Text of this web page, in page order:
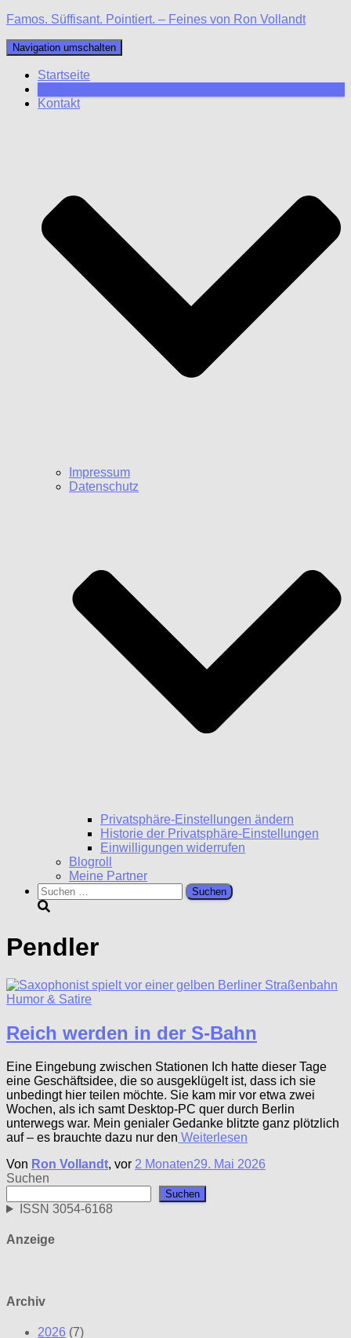
Famos. Süffisant. Pointiert. – Feines von Ron Vollandt
Navigation umschalten
Startseite
Kontakt
Impressum
Datenschutz
Privatsphäre-Einstellungen ändern
Historie der Privatsphäre-Einstellungen
Einwilligungen widerrufen
Blogroll
Meine Partner
Suchen
nach:
Pendler
Humor & Satire
Reich werden in der S-Bahn
Eine Eingebung zwischen Stationen Ich hatte dieser Tage
eine Geschäftsidee, die so ausgeklügelt ist, dass ich sie
unbedingt hier teilen möchte. Sie kam mir vor etwa zwei
Wochen, als ich samt Desktop-PC quer durch Berlin
unterwegs war. Mein genialer Gedanke blitzte ganz plötzlich
auf – es brauchte dazu nur den Weiterlesen
Von Ron Vollandt, vor 2 Monaten29. Mai 2026
Suchen
Suchen
ISSN 3054-6168
Anzeige
Archiv
2026 (7)